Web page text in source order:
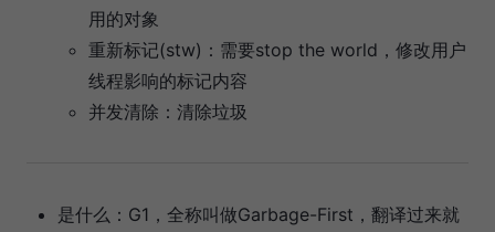
用的对象
重新标记(stw)：需要stop the world，修改用户
线程影响的标记内容
并发清除：清除垃圾
是什么：G1，全称叫做Garbage-First，翻译过来就